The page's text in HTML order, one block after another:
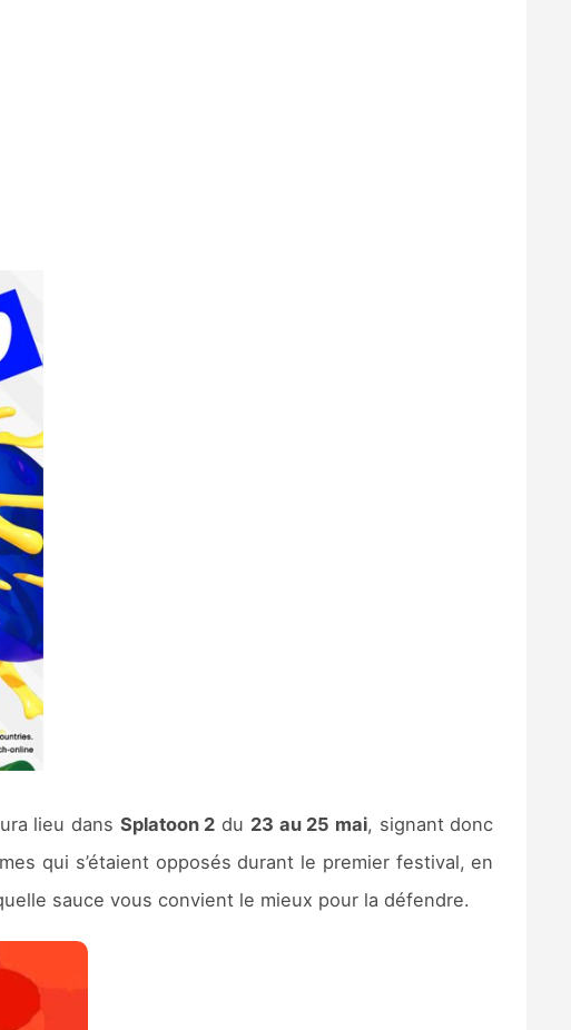
lieu dans Splatoon 2 du 23 au 25 mai, signant donc
qui s’étaient opposés durant le premier festival, en
sauce vous convient le mieux pour la défendre.